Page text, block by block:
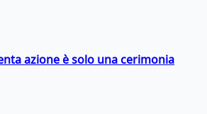
azione è solo una cerimonia